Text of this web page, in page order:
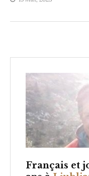
Français et